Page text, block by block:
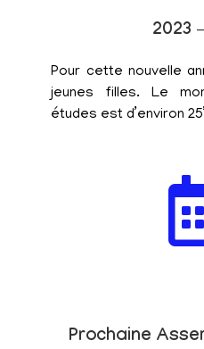
2023
Pour cette nouvelle
jeunes filles. Le
études est d’environ
Prochaine